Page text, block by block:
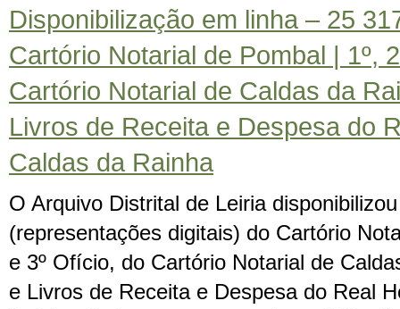
Disponibilização em linha – 25
Cartório Notarial de Pombal | 1º,
Cartório Notarial de Caldas da
Livros de Receita e Despesa do
Caldas da Rainha
O Arquivo Distrital de Leiria
(representações digitais) do Cartório
e 3º Ofício, do Cartório Notarial de
e Livros de Receita e Despesa do Real